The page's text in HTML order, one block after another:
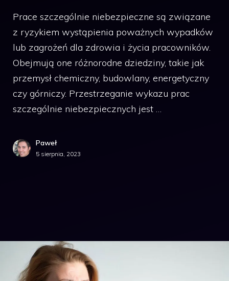
Prace szczególnie niebezpieczne są związane
z ryzykiem wystąpienia poważnych wypadków
lub zagrożeń dla zdrowia i życia pracowników.
Obejmują one różnorodne dziedziny, takie jak
przemysł chemiczny, budowlany, energetyczny
czy górniczy. Przestrzeganie wykazu prac
szczególnie niebezpiecznych jest …
Paweł
5 sierpnia, 2023